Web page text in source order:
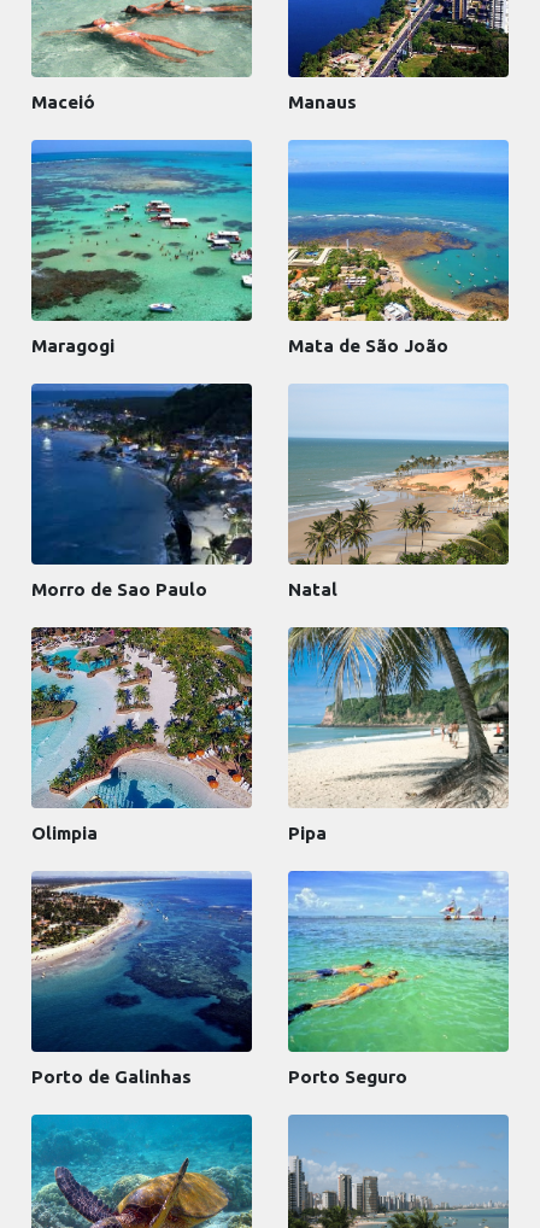
Maceió Manaus
Maragogi Mata de São João
Morro de Sao Paulo Natal
Olimpia Pipa
Porto de Galinhas Porto Seguro